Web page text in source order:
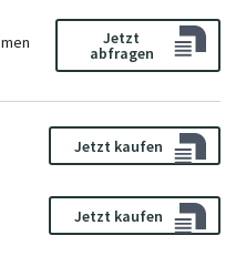
Jetzt
abfragen
Jetzt kaufen
Jetzt kaufen